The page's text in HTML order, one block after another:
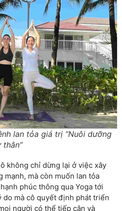
lan tỏa giá trị “Nuôi dưỡng
không chỉ dừng lại ở việc xây
mạnh, mà còn muốn lan tỏa
phúc thông qua Yoga tới
mà cô quyết định phát triển
người có thể tiếp cận và